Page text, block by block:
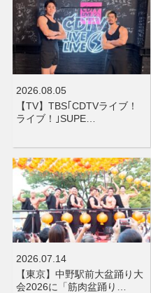
2026.08.05
【TV】TBS｢CDTVライブ！
ライブ！｣SUPE…
2026.07.14
【東京】中野駅前大盆踊り大
会2026に「筋肉盆踊り…